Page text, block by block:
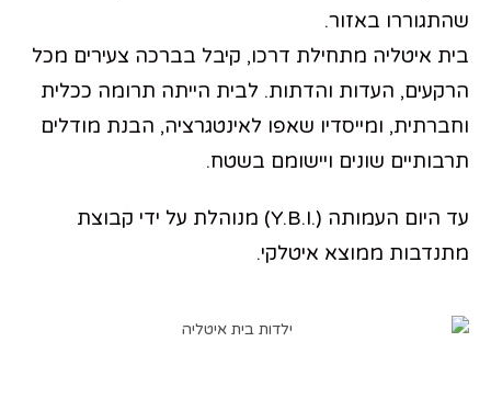
שהתגוררו באזור.
בית איטליה מתחילת דרכו, קיבל בברכה צעירים מכל
הרקעים, העדות והדתות. לבית הייתה תרומה ככלית
וחברתית, ומייסדיו שאפו לאינטגרציה, הבנת מודלים
תרבותיים שונים ויישומם בשטח.
עד היום העמותה (.Y.B.I) מנוהלת על ידי קבוצת
מתנדבות ממוצא איטלקי.